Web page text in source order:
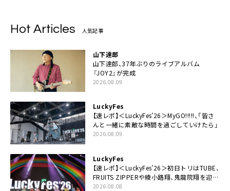
Hot Articles 人気記事
山下達郎
山下達郎、37年ぶりのライブアルバム
『JOY2』が完成
2026.08.09
LuckyFes
【速レポ】＜LuckyFes’26＞MyGO!!!!!、「皆さ
んと一緒に素敵な時間を過ごしていけたら」
2026.08.09
LuckyFes
【速レポ】＜LuckyFes’26＞初日トリはTUBE、
FRUITS ZIPPERや綾小路翔、鬼龍院翔を迎え
た豪華コラボも「知ってたらぜひ一緒に歌っ
2026.08.08